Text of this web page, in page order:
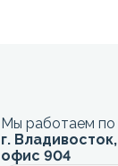
Мы работаем по
г.
офис 904